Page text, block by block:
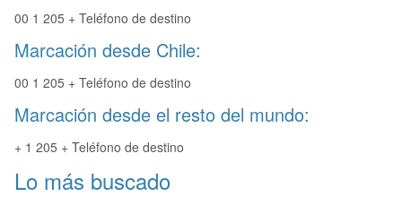
00 1 205 + Teléfono de destino
Marcación desde Chile:
00 1 205 + Teléfono de destino
Marcación desde el resto del mundo:
+ 1 205 + Teléfono de destino
Lo más buscado